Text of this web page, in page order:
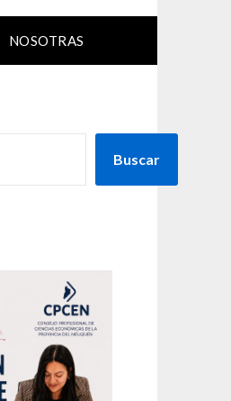
NOSOTRAS
Buscar